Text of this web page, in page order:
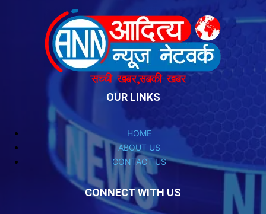
OUR LINKS
HOME
ABOUT US
CONTACT US
CONNECT WITH US